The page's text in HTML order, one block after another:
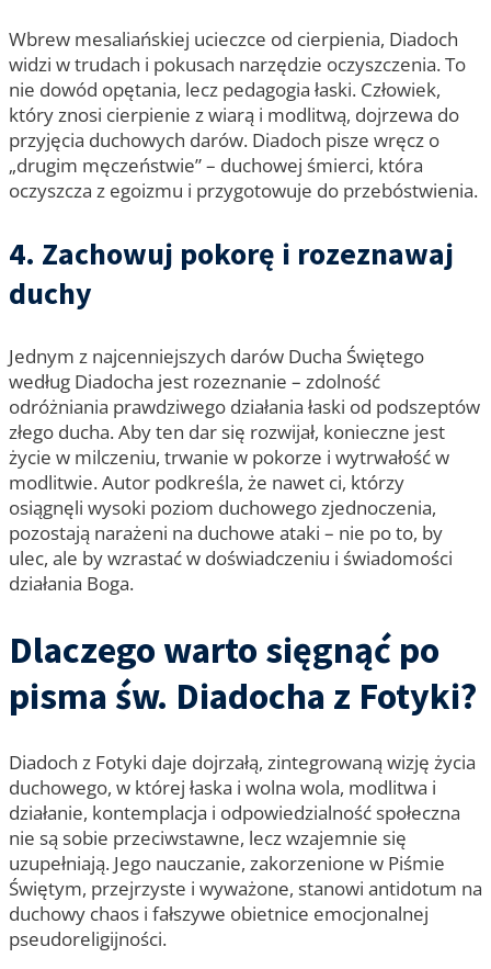
Wbrew mesaliańskiej ucieczce od cierpienia, Diadoch
widzi w trudach i pokusach narzędzie oczyszczenia. To
nie dowód opętania, lecz pedagogia łaski. Człowiek,
który znosi cierpienie z wiarą i modlitwą, dojrzewa do
przyjęcia duchowych darów. Diadoch pisze wręcz o
„drugim męczeństwie” – duchowej śmierci, która
oczyszcza z egoizmu i przygotowuje do przebóstwienia.
4. Zachowuj pokorę i rozeznawaj
duchy
Jednym z najcenniejszych darów Ducha Świętego
według Diadocha jest rozeznanie – zdolność
odróżniania prawdziwego działania łaski od podszeptów
złego ducha. Aby ten dar się rozwijał, konieczne jest
życie w milczeniu, trwanie w pokorze i wytrwałość w
modlitwie. Autor podkreśla, że nawet ci, którzy
osiągnęli wysoki poziom duchowego zjednoczenia,
pozostają narażeni na duchowe ataki – nie po to, by
ulec, ale by wzrastać w doświadczeniu i świadomości
działania Boga.
Dlaczego warto sięgnąć po
pisma św. Diadocha z Fotyki?
Diadoch z Fotyki daje dojrzałą, zintegrowaną wizję życia
duchowego, w której łaska i wolna wola, modlitwa i
działanie, kontemplacja i odpowiedzialność społeczna
nie są sobie przeciwstawne, lecz wzajemnie się
uzupełniają. Jego nauczanie, zakorzenione w Piśmie
Świętym, przejrzyste i wyważone, stanowi antidotum na
duchowy chaos i fałszywe obietnice emocjonalnej
pseudoreligijności.